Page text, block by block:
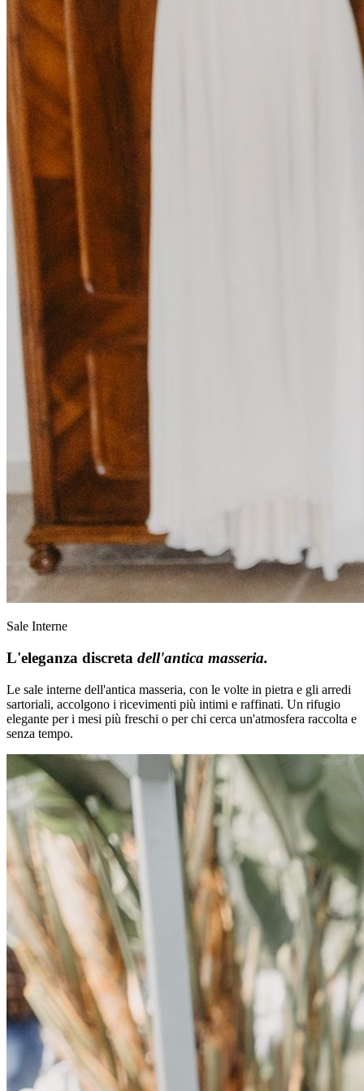
Sale Interne
L'eleganza discreta dell'antica masseria.
Le sale interne dell'antica masseria, con le volte in pietra e gli arredi
sartoriali, accolgono i ricevimenti più intimi e raffinati. Un rifugio
elegante per i mesi più freschi o per chi cerca un'atmosfera raccolta e
senza tempo.